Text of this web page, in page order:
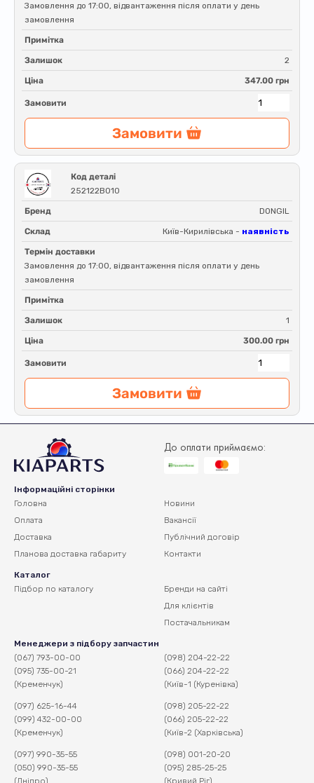
Замовлення до 17:00, відвантаження після оплати у день
замовлення
Примітка
Залишок 2
Ціна 347.00 грн
Замовити
Замовити
Код деталі
252122B010
Бренд DONGIL
Склад Київ-Кирилівська - наявність
Термін доставки
Замовлення до 17:00, відвантаження після оплати у день
замовлення
Примітка
Залишок 1
Ціна 300.00 грн
Замовити
Замовити
До оплати приймаємо:
Інформаційні сторінки
Головна
Оплата
Доставка
Планова доставка габариту
Новини
Вакансії
Публічний договір
Контакти
Каталог
Підбор по каталогу
Бренди на сайті
Для клієнтів
Постачальникам
Менеджери з підбору запчастин
(067) 793-00-00
(095) 735-00-21
(Кременчук)
(097) 625-16-44
(099) 432-00-00
(Кременчук)
(097) 990-35-55
(050) 990-35-55
(Дніпро)
(098) 204-22-22
(066) 204-22-22
(Київ-1 (Куренівка)
(098) 205-22-22
(066) 205-22-22
(Київ-2 (Харківська)
(098) 001-20-20
(095) 285-25-25
(Кривий Ріг)